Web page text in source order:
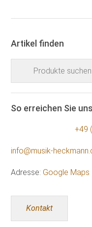
Artikel finden
So erreichen Sie
+49
info@musik-
Adresse: Google Maps
Kontakt